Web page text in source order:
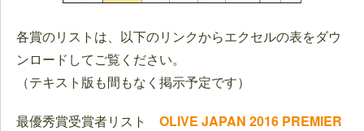
各賞のリストは、以下のリンクからエクセルの表をダウ
ンロードしてご覧ください。
（テキスト版も間もなく掲示予定です）
最優秀賞受賞者リスト OLIVE JAPAN 2016 PREMIER